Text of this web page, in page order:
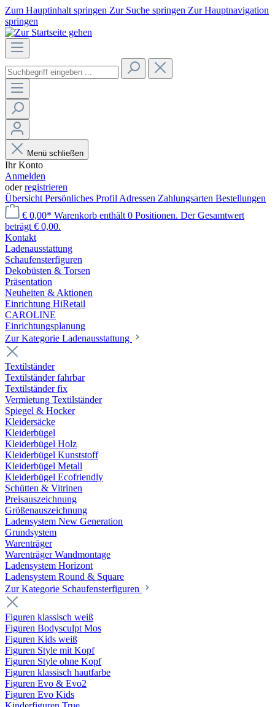
Zum Hauptinhalt springen Zur Suche springen Zur Hauptnavigation
springen
Menü schließen
Ihr Konto
Anmelden
oderregistrieren
Übersicht Persönliches Profil Adressen Zahlungsarten Bestellungen
€ 0,00* Warenkorb enthält 0 Positionen. Der Gesamtwert
beträgt € 0,00.
Kontakt
Laden­ausstattung
Schaufenster­figuren
Dekobüsten & Torsen
Präsentation
Neuheiten & Aktionen
Einrichtung HiRetail
CAROLINE
Einrichtungsplanung
Zur Kategorie Laden­ausstattung
Textilständer
Textilständer fahrbar
Textilständer fix
Vermietung Textilständer
Spiegel & Hocker
Kleidersäcke
Kleiderbügel
Kleiderbügel Holz
Kleiderbügel Kunststoff
Kleiderbügel Metall
Kleiderbügel Ecofriendly
Schütten & Vitrinen
Preisauszeichnung
Größenauszeichnung
Ladensystem New Generation
Grundsystem
Warenträger
Warenträger Wandmontage
Ladensystem Horizont
Ladensystem Round & Square
Zur Kategorie Schaufenster­figuren
Figuren klassisch weiß
Figuren Bodysculpt Mos
Figuren Kids weiß
Figuren Style mit Kopf
Figuren Style ohne Kopf
Figuren klassisch hautfarbe
Figuren Evo & Evo2
Figuren Evo Kids